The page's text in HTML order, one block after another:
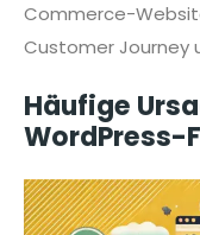
Commerce-
Customer Journey
Häufige
WordPress-